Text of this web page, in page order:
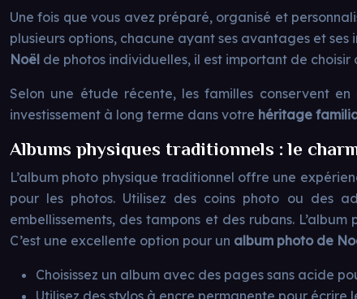
Une fois que vous avez préparé, organisé et
plusieurs options, chacune ayant ses avantages et
Noël de photos individuelles, il est important de
Selon une étude récente, les familles conservent en
investissement à long terme dans votre héritage
Albums physiques traditionnels : le
L’album photo physique traditionnel offre une
pour les photos. Utilisez des coins photo ou des
embellissements, des tampons et des rubans.
C’est une excellente option pour un album photo de
Choisissez un album avec des pages sans acide
Utilisez des stylos à encre permanente pour écrire